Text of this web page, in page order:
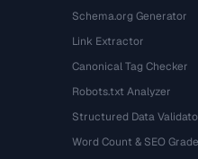
Schema.org Generator
Link Extractor
Canonical Tag Checker
Robots.txt Analyzer
Structured Data
Word Count & SEO Grade